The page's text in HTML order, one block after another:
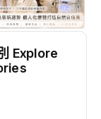
Explore